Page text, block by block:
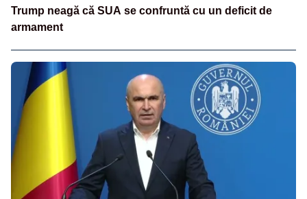
Trump neagă că SUA se confruntă cu un deficit de
armament